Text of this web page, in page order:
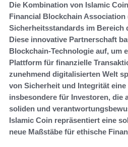
Die Kombination von Islamic
Financial Blockchain
Sicherheitsstandards im Bereich
Diese innovative Partnerschaft
Blockchain-Technologie auf, um
Plattform für finanzielle
zunehmend digitalisierten Welt
von Sicherheit und Integrität
insbesondere für Investoren, die
soliden und
Islamic Coin repräsentiert eine
neue Maßstäbe für ethische